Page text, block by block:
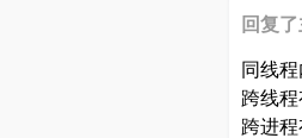
回复
同线
跨线
跨进